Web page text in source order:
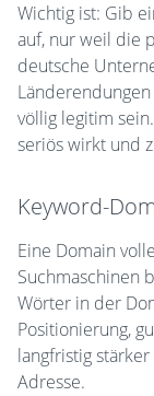
Wichtig ist: Gib
auf, nur weil die
deutsche
völlig legitim
seriös wirkt und
Keyword-
Eine Domain
Suchmaschinen
Wörter in der
Positionierung,
langfristig
Adresse.